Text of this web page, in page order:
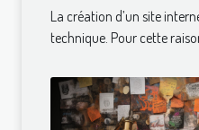
La création d’un site
technique. Pour cette